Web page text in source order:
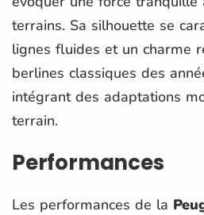
terrains. Sa silhouette se
lignes fluides et un charme
berlines classiques des
intégrant des adaptations
terrain.
Performances
Les performances de la